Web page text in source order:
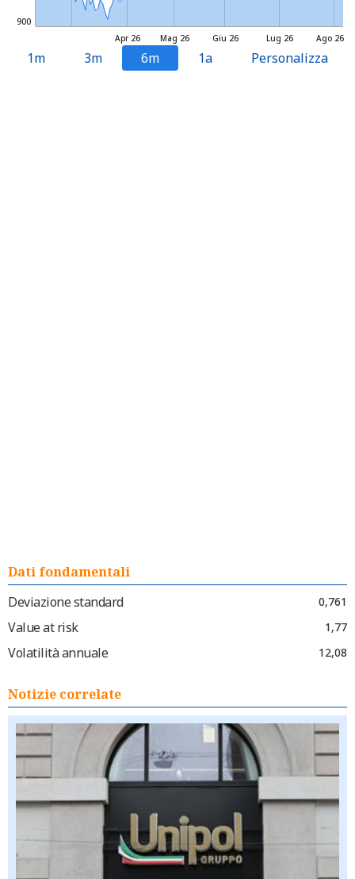
Mag 26 Lug 26
Apr 26 Giu 26 Ago 26
900
1m 3m 6m 1a Personalizza
Dati fondamentali
Deviazione standard
0,761
Value at risk 1,77
Volatilità annuale 12,08
Notizie correlate